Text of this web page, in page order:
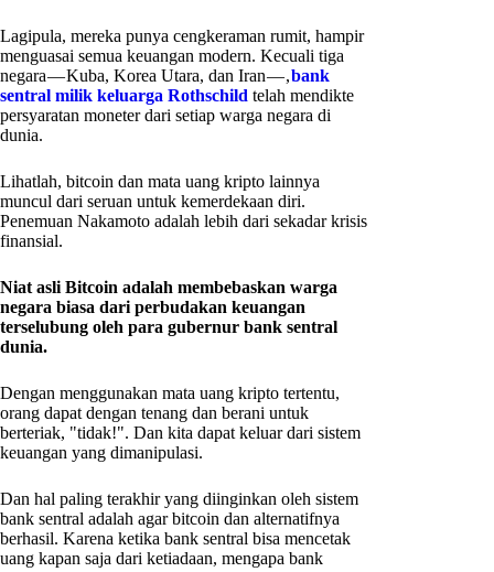
Lagipula, mereka punya cengkeraman rumit, hampir
menguasai semua keuangan modern. Kecuali tiga
negara — Kuba, Korea Utara, dan Iran — ,bank
sentral milik keluarga Rothschild telah mendikte
persyaratan moneter dari setiap warga negara di
dunia.
Lihatlah, bitcoin dan mata uang kripto lainnya
muncul dari seruan untuk kemerdekaan diri.
Penemuan Nakamoto adalah lebih dari sekadar krisis
finansial.
Niat asli Bitcoin adalah membebaskan warga
negara biasa dari perbudakan keuangan
terselubung oleh para gubernur bank sentral
dunia.
Dengan menggunakan mata uang kripto tertentu,
orang dapat dengan tenang dan berani untuk
berteriak, "tidak!". Dan kita dapat keluar dari sistem
keuangan yang dimanipulasi.
Dan hal paling terakhir yang diinginkan oleh sistem
bank sentral adalah agar bitcoin dan alternatifnya
berhasil. Karena ketika bank sentral bisa mencetak
uang kapan saja dari ketiadaan, mengapa bank